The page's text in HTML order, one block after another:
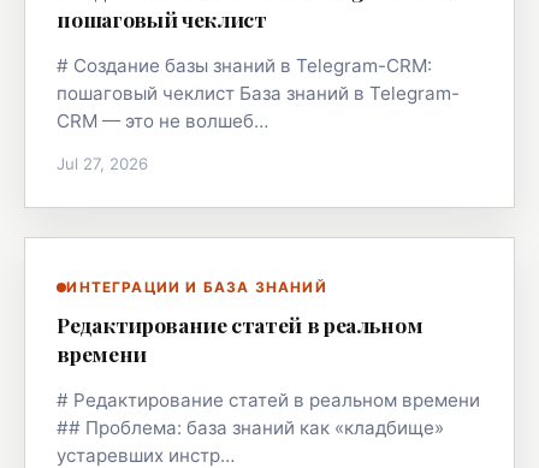
пошаговый чеклист
# Создание базы знаний в Telegram-CRM:
пошаговый чеклист База знаний в Telegram-
CRM — это не волшеб…
Jul 27, 2026
ИНТЕГРАЦИИ И БАЗА ЗНАНИЙ
Редактирование статей в реальном
времени
# Редактирование статей в реальном времени
## Проблема: база знаний как «кладбище»
устаревших инстр…